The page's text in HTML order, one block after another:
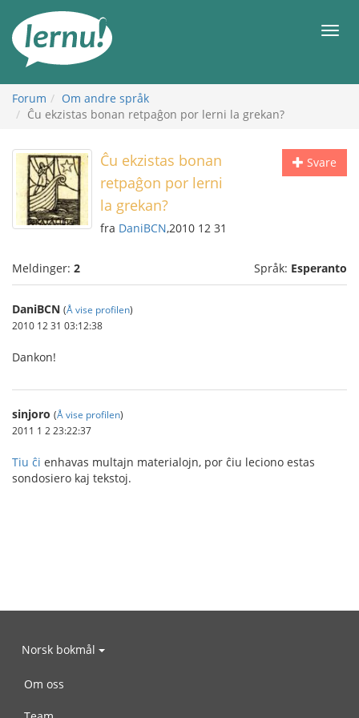
innholdet
Meny
Forum
Om andre språk
Ĉu ekzistas bonan retpaĝon por lerni la grekan?
Svare
Ĉu ekzistas bonan
retpaĝon por lerni
la grekan?
fra DaniBCN,2010 12 31
Meldinger: 2 Språk: Esperanto
DaniBCN (Å vise profilen)
2010 12 31 03:12:38
Dankon!
sinjoro (Å vise profilen)
2011 1 2 23:22:37
Tiu ĉi enhavas multajn materialojn, por ĉiu leciono estas
sondosiero kaj tekstoj.
Norsk bokmål
Om oss